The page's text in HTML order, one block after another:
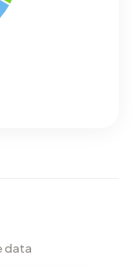
data